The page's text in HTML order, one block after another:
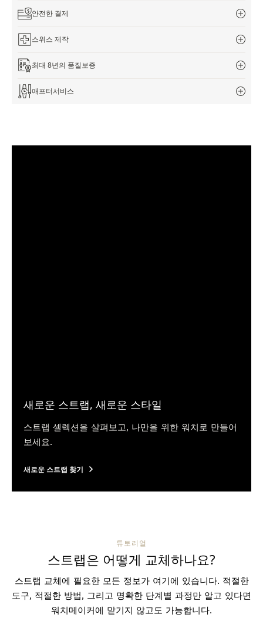
안전한 결제
스위스 제작
최대 8년의 품질보증
애프터서비스
새로운 스트랩, 새로운 스타일
스트랩 셀렉션을 살펴보고, 나만을 위한 워치로 만들어
보세요.
새로운 스트랩 찾기
튜토리얼
스트랩은 어떻게 교체하나요?
스트랩 교체에 필요한 모든 정보가 여기에 있습니다. 적절한
도구, 적절한 방법, 그리고 명확한 단계별 과정만 알고 있다면
워치메이커에 맡기지 않고도 가능합니다.